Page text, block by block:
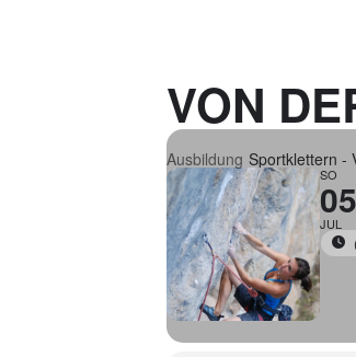
VON
Ausbildung Sportklettern -
SO
05
JUL